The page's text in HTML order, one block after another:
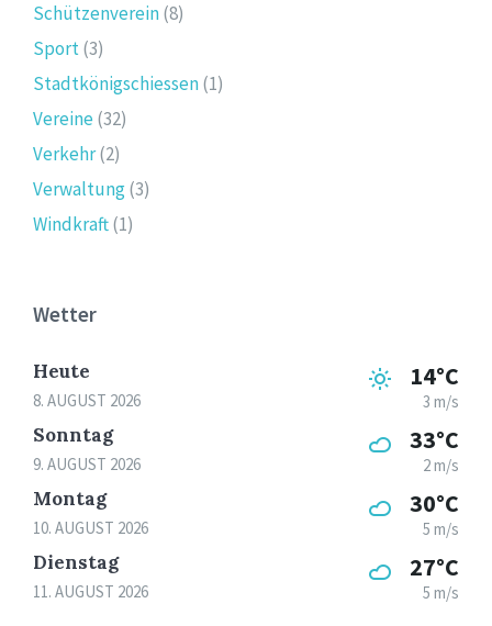
Schützenverein(8)
Sport(3)
Stadtkönigschiessen(1)
Vereine(32)
Verkehr(2)
Verwaltung(3)
Windkraft(1)
Wetter
Heute
8. AUGUST 2026
14°C
3 m/s
Sonntag
9. AUGUST 2026
33°C
2 m/s
Montag
10. AUGUST 2026
30°C
5 m/s
Dienstag
11. AUGUST 2026
27°C
5 m/s